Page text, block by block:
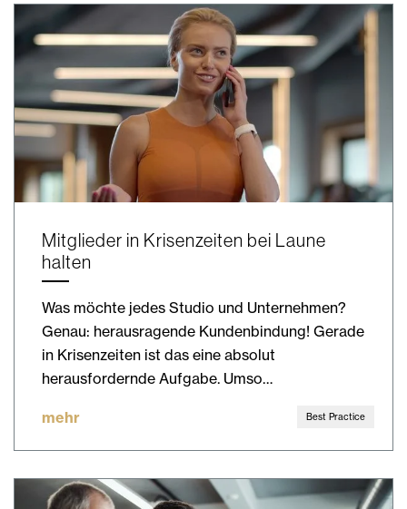
Mitglieder in Krisenzeiten bei Laune
halten
Was möchte jedes Studio und Unternehmen?
Genau: herausragende Kundenbindung! Gerade
in Krisenzeiten ist das eine absolut
herausfordernde Aufgabe. Umso…
mehr Best Practice